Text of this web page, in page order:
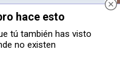
Femenino se prepara
hace esto
tú también has visto
no existen